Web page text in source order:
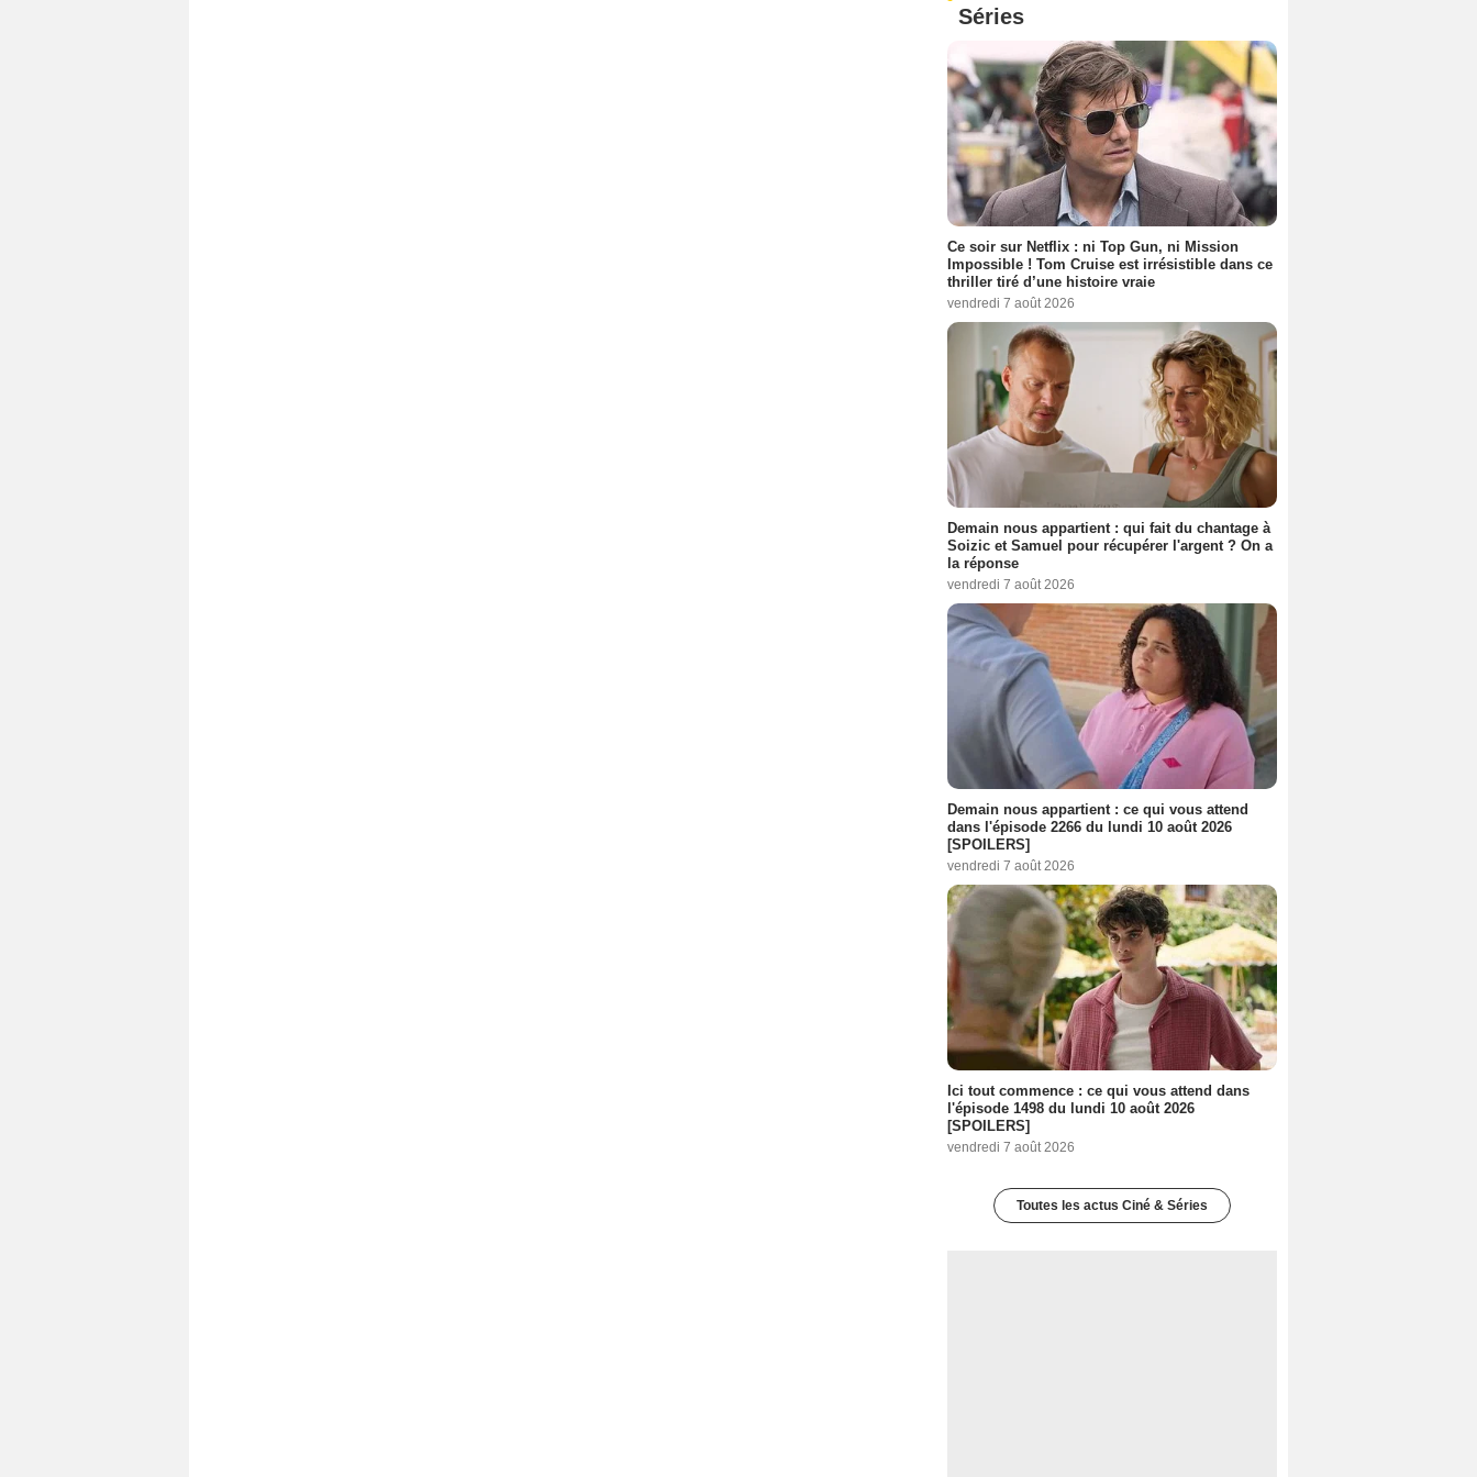
Séries
Ce soir sur Netflix : ni Top Gun, ni Mission
Impossible ! Tom Cruise est irrésistible dans ce
thriller tiré d’une histoire vraie
vendredi 7 août 2026
Demain nous appartient : qui fait du chantage à
Soizic et Samuel pour récupérer l'argent ? On a
la réponse
vendredi 7 août 2026
Demain nous appartient : ce qui vous attend
dans l'épisode 2266 du lundi 10 août 2026
[SPOILERS]
vendredi 7 août 2026
Ici tout commence : ce qui vous attend dans
l'épisode 1498 du lundi 10 août 2026
[SPOILERS]
vendredi 7 août 2026
Toutes les actus Ciné & Séries